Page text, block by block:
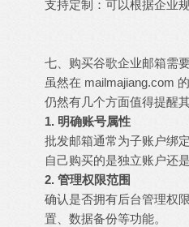
支持定制：可以根据企业
七、购买谷歌企业邮箱需
虽然在 mailmajiang.com
仍然有几个方面值得提醒
1. 明确账号属性
批发邮箱通常为子账户绑
自己购买的是独立账户还
2. 管理权限范围
确认是否拥有后台管理权
置、数据备份等功能。